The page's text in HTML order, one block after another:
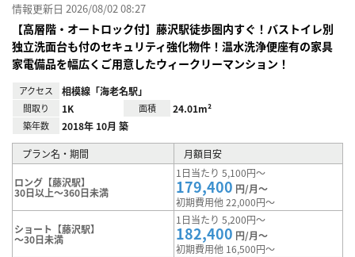
情報更新日 2026/08/02 08:27
【高層階・オートロック付】藤沢駅徒歩圏内すぐ！バストイレ別
独立洗面台も付のセキュリティ強化物件！温水洗浄便座有の家具
家電備品を幅広くご用意したウィークリーマンション！
アクセス 相模線「海老名駅」
間取り 1K 面積 24.01m²
築年数 2018年 10月 築
プラン名・期間 月額目安
ロング【藤沢駅】
30日以上～360日未満
1日当たり 5,100円～
179,400 円/月～
初期費用他 22,000円～
ショート【藤沢駅】
～30日未満
1日当たり 5,200円～
182,400 円/月～
初期費用他 16,500円～